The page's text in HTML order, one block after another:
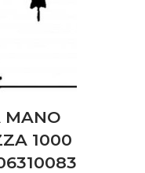
MANO
1000